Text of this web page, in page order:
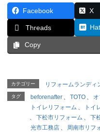
Facebook X
Threads
Copy
カテゴリー リフォームランディ
タグ beforenafter 、 TOTO 、
トイレリフォーム 、 トイ
、
下松市リフォーム 、 下
光市工務店 、 周南市リフ